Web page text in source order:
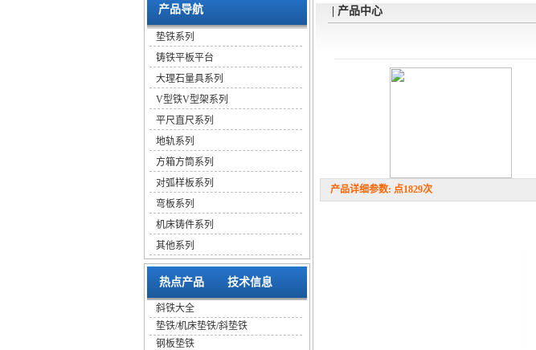
产品导航
垫铁系列
铸铁平板平台
大理石量具系列
V型铁V型架系列
平尺直尺系列
地轨系列
方箱方筒系列
对弧样板系列
弯板系列
机床铸件系列
其他系列
热点产品 技术信息
斜铁大全
垫铁/机床垫铁/斜垫铁
钢板垫铁
| 产品中心
产品详细参数: 点1829次